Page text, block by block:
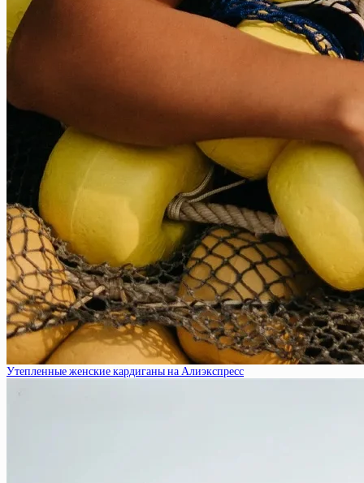
Утепленные женские кардиганы на Алиэкспресс